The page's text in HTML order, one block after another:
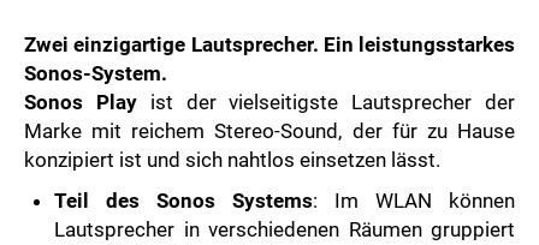
Zwei einzigartige Lautsprecher. Ein leistungsstarkes
Sonos-System.
Sonos Play ist der vielseitigste Lautsprecher der
Marke mit reichem Stereo-Sound, der für zu Hause
konzipiert ist und sich nahtlos einsetzen lässt.
Teil des Sonos Systems: Im WLAN können
Lautsprecher in verschiedenen Räumen gruppiert